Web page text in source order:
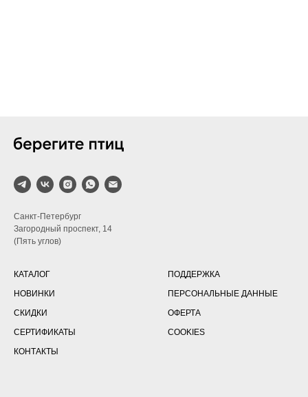
Санкт-Петербург
Загородный проспект, 14
(Пять углов)
КАТАЛОГ
НОВИНКИ
СКИДКИ
СЕРТИФИКАТЫ
КОНТАКТЫ
ПОДДЕРЖКА
ПЕРСОНАЛЬНЫЕ ДАННЫЕ
ОФЕРТА
COOKIES